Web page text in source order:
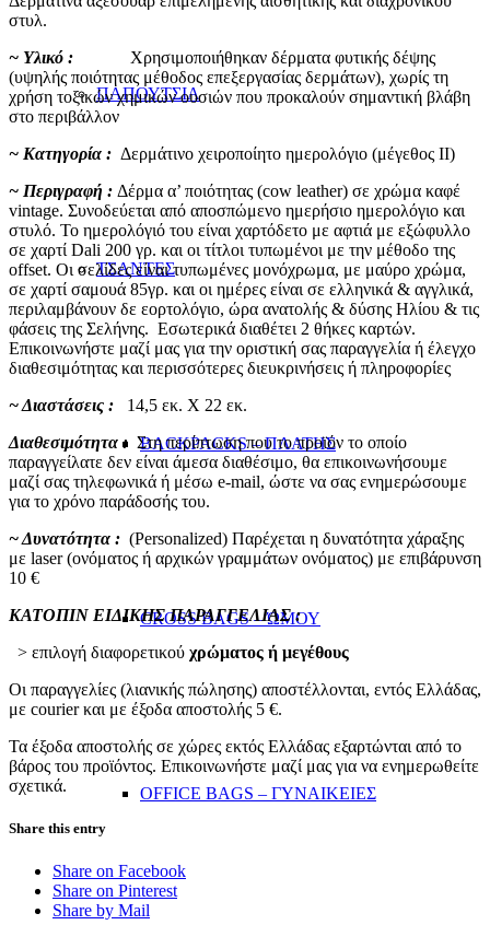
ΠΑΠΟΥΤΣΙΑ
ΤΣΑΝΤΕΣ
BACKPACKS – ΠΛΑΤΗΣ
CROSS BAGS – ΏΜΟΥ
OFFICE BAGS – ΓΥΝΑΙΚΕΙΕΣ
στυλ.
~ Υλικό :
Χρησιμοποιήθηκαν δέρματα φυτικής δέψης
(υψηλής ποιότητας μέθοδος επεξεργασίας δερμάτων), χωρίς τη
χρήση τοξικών χημικών ουσιών που προκαλούν σημαντική βλάβη
στο περιβάλλον
~ Κατηγορία : Δερμάτινο χειροποίητο ημερολόγιο (μέγεθος ΙΙ)
~ Περιγραφή : Δέρμα α’ ποιότητας (cow leather) σε χρώμα καφέ
vintage. Συνοδεύεται από αποσπώμενο ημερήσιο ημερολόγιο και
στυλό. Το ημερολόγιό του είναι χαρτόδετο με αφτιά με εξώφυλλο
σε χαρτί Dali 200 γρ. και οι τίτλοι τυπωμένοι με την μέθοδο της
offset. Οι σελίδες είναι τυπωμένες μονόχρωμα, με μαύρο χρώμα,
σε χαρτί σαμουά 85γρ. και οι ημέρες είναι σε ελληνικά & αγγλικά,
περιλαμβάνουν δε εορτολόγιο, ώρα ανατολής & δύσης Ηλίου & τις
φάσεις της Σελήνης. Εσωτερικά διαθέτει 2 θήκες καρτών.
Επικοινωνήστε μαζί μας για την οριστική σας παραγγελία ή έλεγχο
διαθεσιμότητας και περισσότερες διευκρινήσεις ή πληροφορίες
~ Διαστάσεις :
14,5 εκ. Χ 22 εκ.
Διαθεσιμότητα : Στη περίπτωση που το προϊόν το οποίο
παραγγείλατε δεν είναι άμεσα διαθέσιμο, θα επικοινωνήσουμε
μαζί σας τηλεφωνικά ή μέσω e-mail, ώστε να σας ενημερώσουμε
για το χρόνο παράδοσής του.
~ Δυνατότητα : (Personalized) Παρέχεται η δυνατότητα χάραξης
με laser (ονόματος ή αρχικών γραμμάτων ονόματος) με επιβάρυνση
10 €
ΚΑΤΟΠΙΝ ΕΙΔΙΚΗΣ ΠΑΡΑΓΓΕΛΙΑΣ :
> επιλογή διαφορετικού χρώματος ή μεγέθους
Οι παραγγελίες (λιανικής πώλησης) αποστέλλονται, εντός Ελλάδας,
με courier και με έξοδα αποστολής 5 €.
Τα έξοδα αποστολής σε χώρες εκτός Ελλάδας εξαρτώνται από το
βάρος του προϊόντος. Επικοινωνήστε μαζί μας για να ενημερωθείτε
σχετικά.
Share this entry
Share on Facebook
Share on Pinterest
Share by Mail